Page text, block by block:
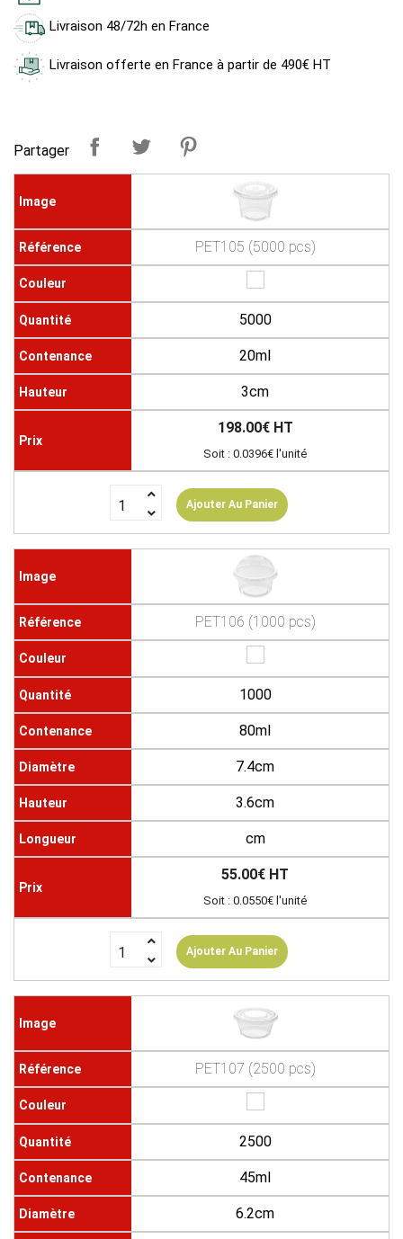
Livraison 48/72h en France
Livraison offerte en France à partir de 490€ HT
Partager
PET105 (5000 pcs)
5000
20ml
3cm
198.00€ HT
Soit : 0.0396€ l'unité
Ajouter Au Panier
PET106 (1000 pcs)
1000
80ml
7.4cm
3.6cm
cm
55.00€ HT
Soit : 0.0550€ l'unité
Ajouter Au Panier
PET107 (2500 pcs)
2500
45ml
6.2cm